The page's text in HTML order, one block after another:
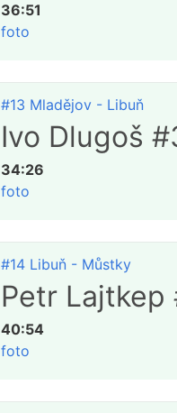
36:51
foto
#13 Mladějov - Libuň
Ivo Dlugoš
34:26
foto
#14 Libuň - Můstky
Petr Lajtkep
40:54
foto